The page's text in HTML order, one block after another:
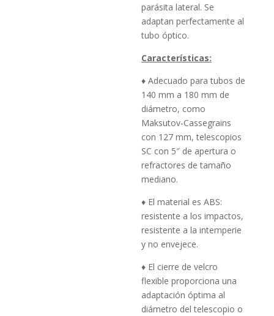
parásita lateral. Se
adaptan perfectamente al
tubo óptico.
Características:
♦ Adecuado para tubos de
140 mm a 180 mm de
diámetro, como
Maksutov-Cassegrains
con 127 mm, telescopios
SC con 5″ de apertura o
refractores de tamaño
mediano.
♦ El material es ABS:
resistente a los impactos,
resistente a la intemperie
y no envejece.
♦ El cierre de velcro
flexible proporciona una
adaptación óptima al
diámetro del telescopio o